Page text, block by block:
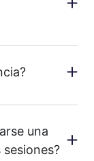
una